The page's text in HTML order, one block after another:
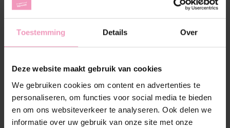
Toestemming Details Over
Deze website maakt gebruik van cookies
We gebruiken cookies om content en advertenties te
personaliseren, om functies voor social media te bieden
en om ons websiteverkeer te analyseren. Ook delen we
informatie over uw gebruik van onze site met onze
Toevoegen aan winkelwagen
Aan verlanglijst toevoegen
Plaats bestelling
Toevoegen om te vergelijken